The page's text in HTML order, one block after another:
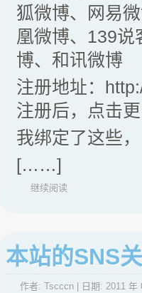
狐微博、网易
凰微博、139
博、和讯微博
注册地址：
注册后，点击
我绑定了这些
[……]
继续阅读
本站的SNS
作者: Tscccn | 日期: 2011 年